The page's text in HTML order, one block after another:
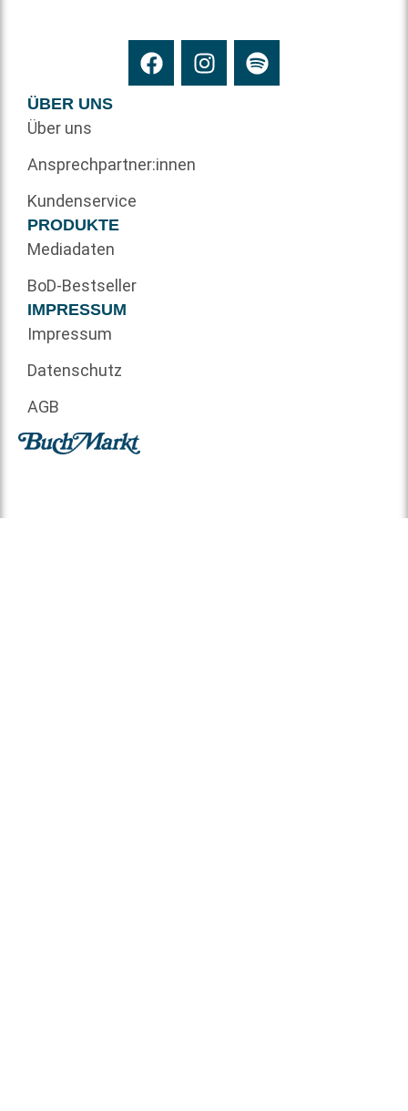
ÜBER UNS
Über uns
Ansprechpartner:innen
Kundenservice
PRODUKTE
Mediadaten
BoD-Bestseller
IMPRESSUM
Impressum
Datenschutz
AGB